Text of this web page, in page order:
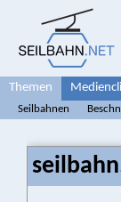
Themen
Seilbahnen